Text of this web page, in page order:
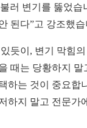
러 변기를 뚫었습
된다”고 강조했습
듯이, 변기 막힘
때는 당황하지
하는 것이 중요합
하지 말고 전문가